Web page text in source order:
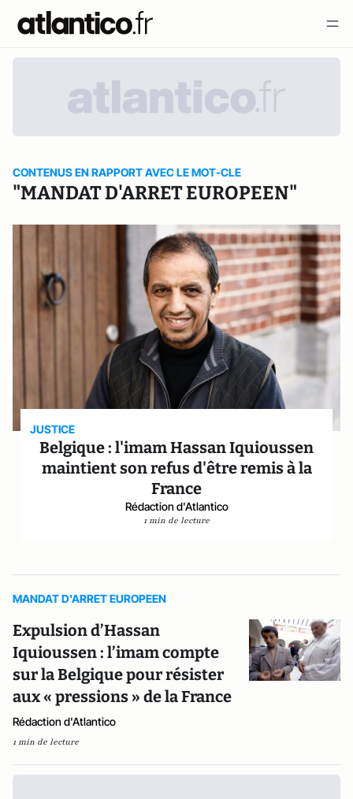
CONTENUS EN RAPPORT AVEC LE MOT-CLE
"MANDAT D'ARRET EUROPEEN"
JUSTICE
Belgique : l'imam Hassan Iquioussen
maintient son refus d'être remis à la
France
Rédaction d'Atlantico
1 min de lecture
MANDAT D'ARRET EUROPEEN
Expulsion d’Hassan
Iquioussen : l’imam compte
sur la Belgique pour résister
aux « pressions » de la France
Rédaction d'Atlantico
1 min de lecture